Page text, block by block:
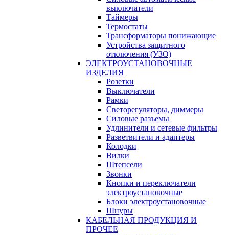
выключатели
Таймеры
Термостаты
Трансформаторы понижающие
Устройства защитного
отключения (УЗО)
ЭЛЕКТРОУСТАНОВОЧНЫЕ
ИЗДЕЛИЯ
Розетки
Выключатели
Рамки
Светорегуляторы, диммеры
Силовые разъемы
Удлинители и сетевые фильтры
Разветвители и адаптеры
Колодки
Вилки
Штепсели
Звонки
Кнопки и переключатели
электроустановочные
Блоки электроустановочные
Шнуры
КАБЕЛЬНАЯ ПРОДУКЦИЯ И
ПРОЧЕЕ